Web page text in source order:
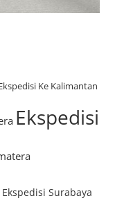
Ke Kalimantan
Ekspedisi
Ekspedisi Surabaya